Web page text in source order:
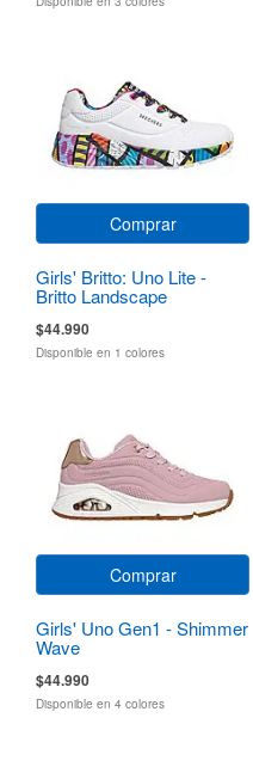
Comprar
Girls' Britto: Uno Lite -
Britto Landscape
$44.990
Disponible en 1 colores
Comprar
Girls' Uno Gen1 - Shimmer
Wave
$44.990
Disponible en 4 colores